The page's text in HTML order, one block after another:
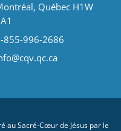
Québec H1W
855-996-2686
au Sacré-Cœur de Jésus par le